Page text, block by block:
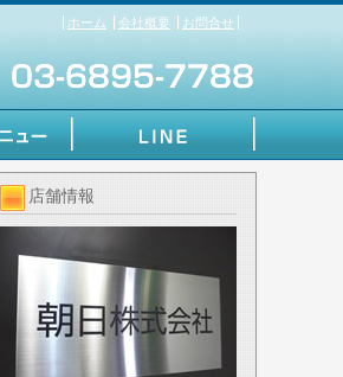
ホーム 会社概要 お問合せ
店舗情報